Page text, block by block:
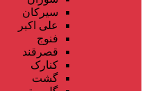
سیرکان
علی اکبر
فنوج
قصرقند
کنارک
گشت